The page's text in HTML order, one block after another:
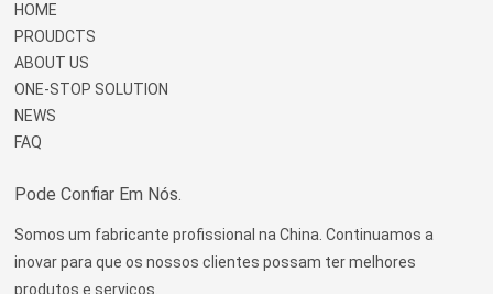
HOME
PROUDCTS
ABOUT US
ONE-STOP SOLUTION
NEWS
FAQ
Pode Confiar Em Nós.
Somos um fabricante profissional na China. Continuamos a
inovar para que os nossos clientes possam ter melhores
produtos e serviços.